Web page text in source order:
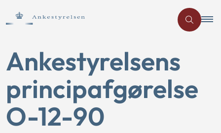
Ankestyrelsens
principafgørelse
O-12-90